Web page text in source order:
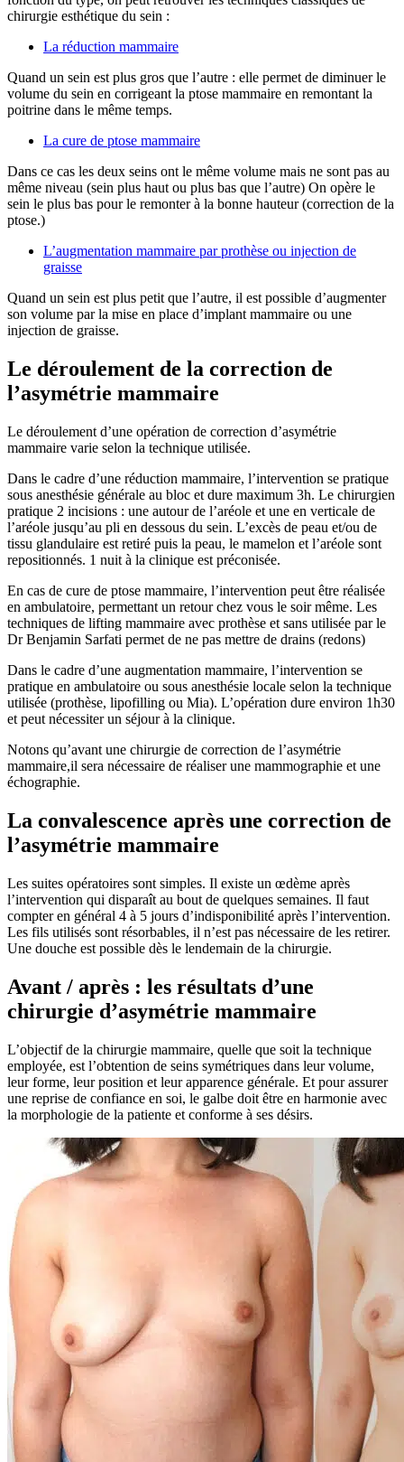
chirurgie esthétique du sein :
La réduction mammaire
Quand un sein est plus gros que l’autre : elle permet de diminuer le
volume du sein en corrigeant la ptose mammaire en remontant la
poitrine dans le même temps.
La cure de ptose mammaire
Dans ce cas les deux seins ont le même volume mais ne sont pas au
même niveau (sein plus haut ou plus bas que l’autre) On opère le
sein le plus bas pour le remonter à la bonne hauteur (correction de la
ptose.)
L’augmentation mammaire par prothèse ou injection de
graisse
Quand un sein est plus petit que l’autre, il est possible d’augmenter
son volume par la mise en place d’implant mammaire ou une
injection de graisse.
Le déroulement de la correction de
l’asymétrie mammaire
Le déroulement d’une opération de correction d’asymétrie
mammaire varie selon la technique utilisée.
Dans le cadre d’une réduction mammaire, l’intervention se pratique
sous anesthésie générale au bloc et dure maximum 3h. Le chirurgien
pratique 2 incisions : une autour de l’aréole et une en verticale de
l’aréole jusqu’au pli en dessous du sein. L’excès de peau et/ou de
tissu glandulaire est retiré puis la peau, le mamelon et l’aréole sont
repositionnés. 1 nuit à la clinique est préconisée.
En cas de cure de ptose mammaire, l’intervention peut être réalisée
en ambulatoire, permettant un retour chez vous le soir même. Les
techniques de lifting mammaire avec prothèse et sans utilisée par le
Dr Benjamin Sarfati permet de ne pas mettre de drains (redons)
Dans le cadre d’une augmentation mammaire, l’intervention se
pratique en ambulatoire ou sous anesthésie locale selon la technique
utilisée (prothèse, lipofilling ou Mia). L’opération dure environ 1h30
et peut nécessiter un séjour à la clinique.
Notons qu’avant une chirurgie de correction de l’asymétrie
mammaire,il sera nécessaire de réaliser une mammographie et une
échographie.
La convalescence après une correction de
l’asymétrie mammaire
Les suites opératoires sont simples. Il existe un œdème après
l’intervention qui disparaît au bout de quelques semaines. Il faut
compter en général 4 à 5 jours d’indisponibilité après l’intervention.
Les fils utilisés sont résorbables, il n’est pas nécessaire de les retirer.
Une douche est possible dès le lendemain de la chirurgie.
Avant / après : les résultats d’une
chirurgie d’asymétrie mammaire
L’objectif de la chirurgie mammaire, quelle que soit la technique
employée, est l’obtention de seins symétriques dans leur volume,
leur forme, leur position et leur apparence générale. Et pour assurer
une reprise de confiance en soi, le galbe doit être en harmonie avec
la morphologie de la patiente et conforme à ses désirs.